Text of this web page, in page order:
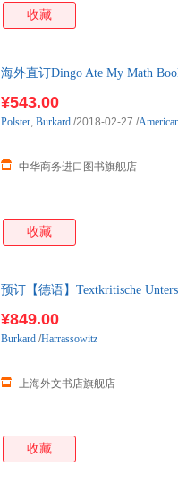
收藏
海外直订Dingo Ate My Math
¥543.00
中华商务进口图书旗舰店
Polster, Burkard /2018-02-27 /
收藏
预订【德语】Textkritische
¥849.00
上海外文书店旗舰店
Burkard /Harrassowitz
收藏